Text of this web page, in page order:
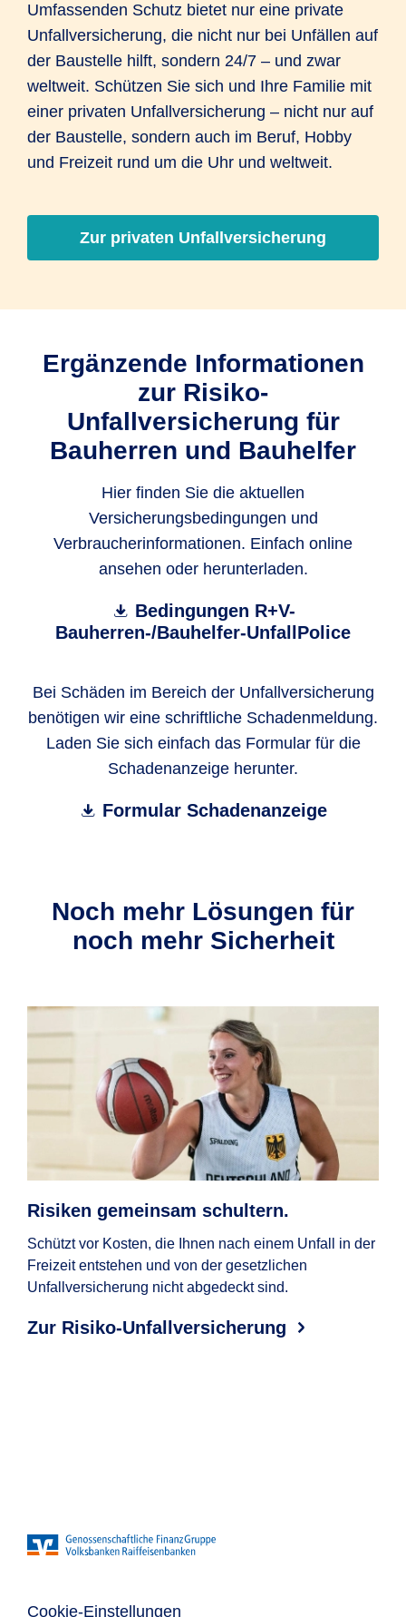
Umfassenden Schutz bietet nur eine private
Unfallversicherung, die nicht nur bei Unfällen auf
der Baustelle hilft, sondern 24/7 – und zwar
weltweit. Schützen Sie sich und Ihre Familie mit
einer privaten Unfallversicherung – nicht nur auf
der Baustelle, sondern auch im Beruf, Hobby
und Freizeit rund um die Uhr und weltweit.
Zur privaten Unfallversicherung
Ergänzende Informationen
zur Risiko-
Unfallversicherung für
Bauherren und Bauhelfer
Hier finden Sie die aktuellen
Versicherungsbedingungen und
Verbraucherinformationen. Einfach online
ansehen oder herunterladen.
Bedingungen R+V-
Bauherren-/Bauhelfer-UnfallPolice
Bei Schäden im Bereich der Unfallversicherung
benötigen wir eine schriftliche Schadenmeldung.
Laden Sie sich einfach das Formular für die
Schadenanzeige herunter.
Formular Schadenanzeige
Noch mehr Lösungen für
noch mehr Sicherheit
Risiken gemeinsam schultern.
Schützt vor Kosten, die Ihnen nach einem Unfall in der
Freizeit entstehen und von der gesetzlichen
Unfallversicherung nicht abgedeckt sind.
Zur Risiko-Unfallversicherung
Cookie-Einstellungen